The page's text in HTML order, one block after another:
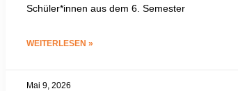
Schüler*innen aus dem 6. Semester
WEITERLESEN »
Mai 9, 2026